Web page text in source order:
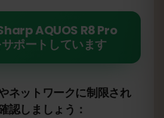
AQUOS R8 Pro
ポートしています
ネットワークに制限され
認しましょう：